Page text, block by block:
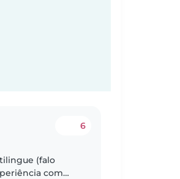
6
(falo
com